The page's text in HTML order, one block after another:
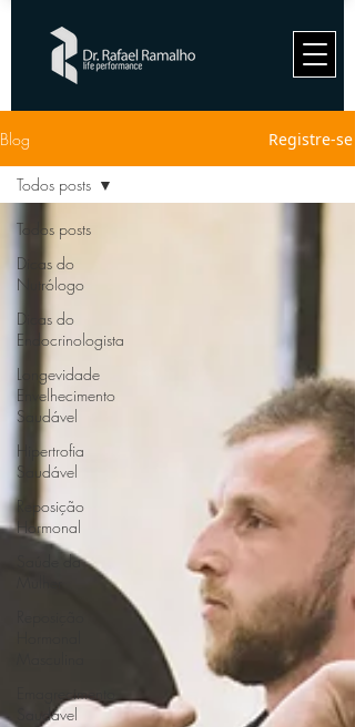
Blog Registre-se
Todos posts
Dicas do
Nutrólogo
Dicas do
Endocrinologista
Longevidade
Envelhecimento
Saudável
Hipertrofia
Saudável
Reposição
Hormonal
Saúde da
Emagrecimento
Saudável
Todos posts